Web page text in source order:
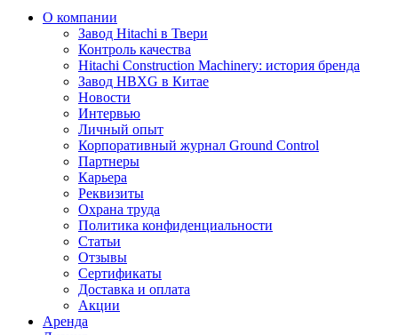
О компании
Завод Hitachi в Твери
Контроль качества
Hitachi Construction Machinery: история бренда
Завод HBXG в Китае
Новости
Интервью
Личный опыт
Корпоративный журнал Ground Control
Партнеры
Карьера
Реквизиты
Охрана труда
Политика конфиденциальности
Статьи
Отзывы
Сертификаты
Доставка и оплата
Акции
Аренда